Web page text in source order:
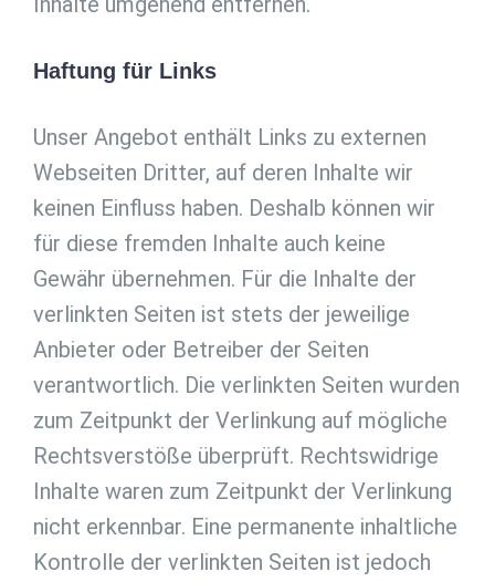
Haftung für Links
Unser Angebot enthält Links zu externen
Webseiten Dritter, auf deren Inhalte wir
keinen Einfluss haben. Deshalb können wir
für diese fremden Inhalte auch keine
Gewähr übernehmen. Für die Inhalte der
verlinkten Seiten ist stets der jeweilige
Anbieter oder Betreiber der Seiten
verantwortlich. Die verlinkten Seiten wurden
zum Zeitpunkt der Verlinkung auf mögliche
Rechtsverstöße überprüft. Rechtswidrige
Inhalte waren zum Zeitpunkt der Verlinkung
nicht erkennbar. Eine permanente inhaltliche
Kontrolle der verlinkten Seiten ist jedoch